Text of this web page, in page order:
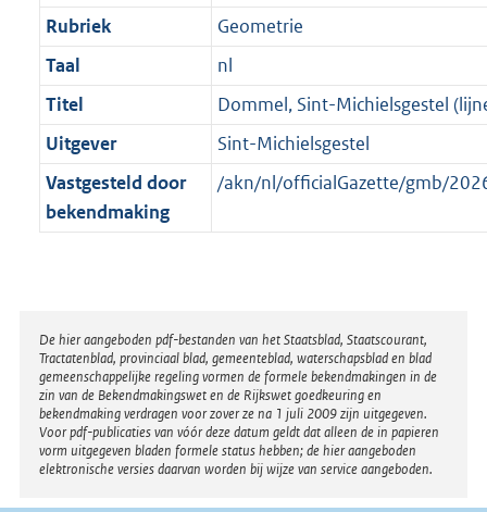
Rubriek
Geometrie
Taal
nl
Titel
Dommel, Sint-Michielsgestel
Uitgever
Sint-Michielsgestel
Vastgesteld door
bekendmaking
/akn/nl/officialGazette/gmb/
Disclaimer
De hier aangeboden pdf-bestanden van het Staatsblad, Staatscourant,
Tractatenblad, provinciaal blad, gemeenteblad, waterschapsblad en blad
gemeenschappelijke regeling vormen de formele bekendmakingen in de
zin van de Bekendmakingswet en de Rijkswet goedkeuring en
bekendmaking verdragen voor zover ze na 1 juli 2009 zijn uitgegeven.
Voor pdf-publicaties van vóór deze datum geldt dat alleen de in papieren
vorm uitgegeven bladen formele status hebben; de hier aangeboden
elektronische versies daarvan worden bij wijze van service aangeboden.